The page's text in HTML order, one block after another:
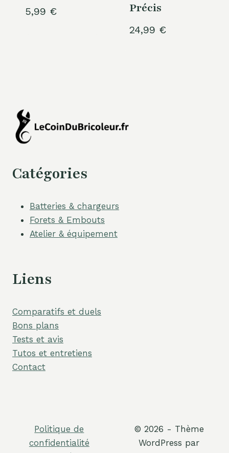
5,99 €
Précis
24,99 €
Catégories
Batteries & chargeurs
Forets & Embouts
Atelier & équipement
Liens
Comparatifs et duels
Bons plans
Tests et avis
Tutos et entretiens
Contact
Politique de
confidentialité
© 2026 - Thème
WordPress par